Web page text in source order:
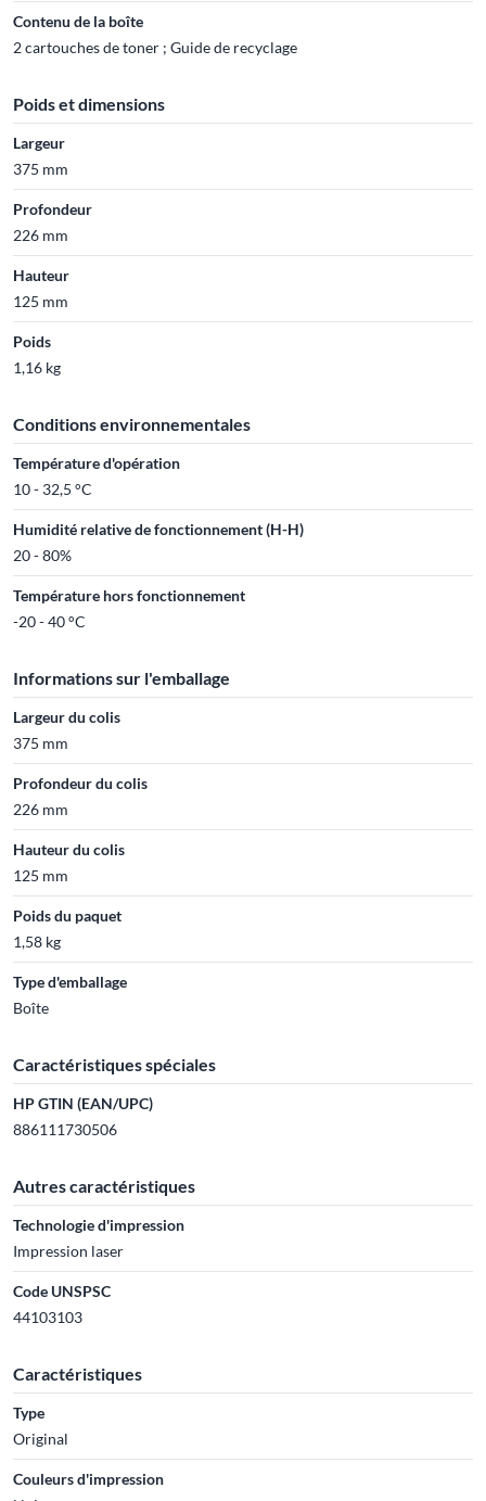
Contenu de la boîte
2 cartouches de toner ; Guide de recyclage
Poids et dimensions
Largeur
375 mm
Profondeur
226 mm
Hauteur
125 mm
Poids
1,16 kg
Conditions environnementales
Température d'opération
10 - 32,5 °C
Humidité relative de fonctionnement (H-H)
20 - 80%
Température hors fonctionnement
-20 - 40 °C
Informations sur l'emballage
Largeur du colis
375 mm
Profondeur du colis
226 mm
Hauteur du colis
125 mm
Poids du paquet
1,58 kg
Type d'emballage
Boîte
Caractéristiques spéciales
HP GTIN (EAN/UPC)
886111730506
Autres caractéristiques
Technologie d'impression
Impression laser
Code UNSPSC
44103103
Caractéristiques
Type
Original
Couleurs d'impression